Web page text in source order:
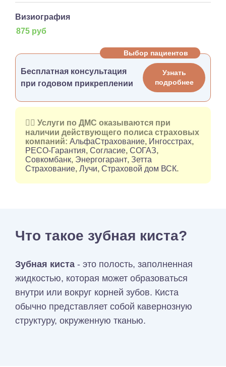
Визиография
875 руб
Выбор пациентов
Бесплатная консультация
при годовом прикреплении
Узнать
подробнее
👉🏻 Услуги по ДМС оказываются при
наличии действующего полиса страховых
компаний: АльфаСтрахование, Ингосстрах,
РЕСО-Гарантия, Согласие, СОГАЗ,
Совкомбанк, Энергогарант, Зетта
Страхование, Лучи, Страховой дом ВСК.
Что такое зубная киста?
Зубная киста - это полость, заполненная
жидкостью, которая может образоваться
внутри или вокруг корней зубов. Киста
обычно представляет собой кавернозную
структуру, окруженную тканью.